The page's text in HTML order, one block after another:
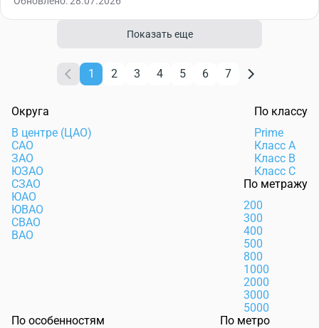
Показать еще
1 2 3 4 5 6 7
Округа
В центре (ЦАО)
САО
ЗАО
ЮЗАО
СЗАО
ЮАО
ЮВАО
СВАО
ВАО
По классу
Prime
Класс А
Класс В
Класс С
По метражу
200
300
400
500
800
1000
2000
3000
5000
По особенностям
По метро